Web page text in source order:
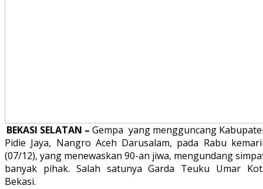
BEKASI SELATAN – Gempa yang mengguncang
Pidie Jaya, Nangro Aceh Darusalam, pada Rabu
(07/12), yang menewaskan 90-an jiwa, mengundang
banyak pihak. Salah satunya Garda Teuku Umar
Bekasi.